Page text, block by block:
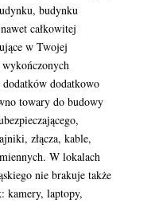
budynku
całkowitej
w Twojej
dodatkowo
towary do budowy
złącza, kable,
W lokalach
nie brakuje także
kamery, laptopy,